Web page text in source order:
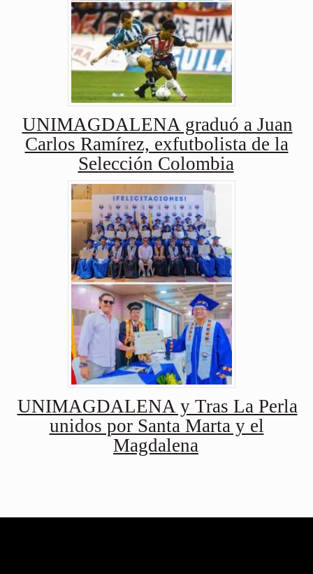
UNIMAGDALENA graduó a Juan
Carlos Ramírez, exfutbolista de la
Selección Colombia
UNIMAGDALENA y Tras La Perla
unidos por Santa Marta y el
Magdalena